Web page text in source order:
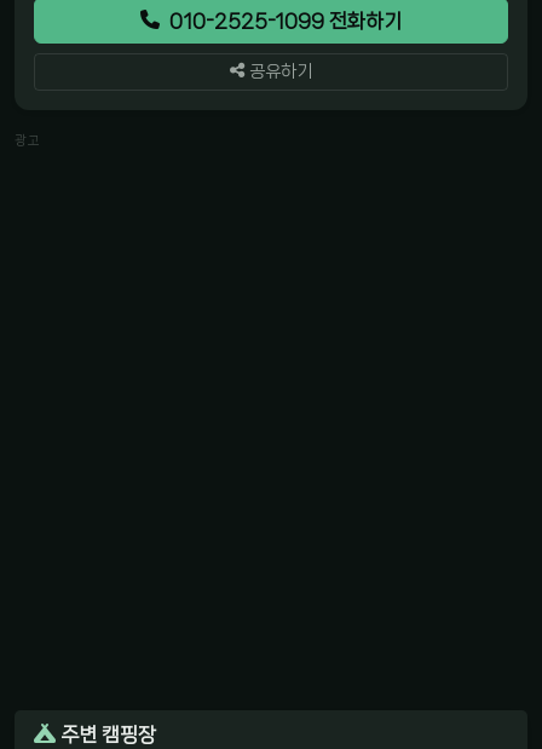
010-2525-1099 전화하기
공유하기
광고
주변 캠핑장